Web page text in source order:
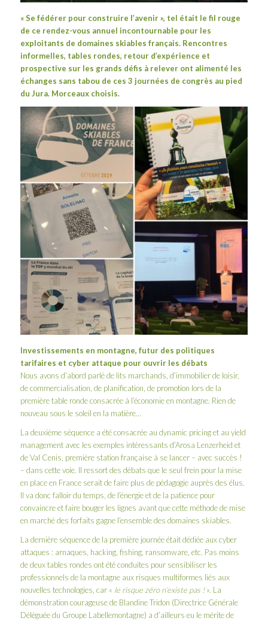
« Se fédérer pour construire l’avenir », tel était le fil rouge
de ce rendez-vous annuel incontournable pour les
exploitants de domaines skiables français. Rencontres
informelles, tables rondes, retour d’expérience et
prospective sur les grands défis à relever ont alimenté les
échanges sans tabou de ces 3 journées de congrès au pied
du Jura. Morceaux choisis.
Investissements en montagne, futur des politiques
tarifaires et cyber attaque pour ouvrir les débats
Nous avons d’abord parlé de lits marchands, d’immobilier de loisir,
de commercialisation, de planification, de promotion lors de la
première table ronde consacrée à l’économie en montagne. Rien de
nouveau sous le soleil en la matière…
La deuxième séquence a été consacrée au dynamic pricing et au yield
management avec les exemples intéressants d’Arosa Lenzerheid et
de Val Cenis, première station française à se lancer – avec succès !
– dans cette voie. Il ressort des débats que le seul frein pour la mise
en place en France serait de faire plus de pédagogie auprès des élus.
Il va donc falloir du temps, de l’énergie et de la patience pour
convaincre et faire bouger les lignes avant que cette méthode de mise
en marché des forfaits gagne l’ensemble des domaines skiables.
La dernière séquence de la première journée était dédiée aux cyber
attaques : arnaques, hacking, fishing, ransomware, etc. Pas moins
de deux tables rondes ont été conduites pour sensibiliser les
professionnels de la montagne aux risques multiformes liés aux
nouvelles technologies, car « le risque zéro n’existe pas !». La
démonstration courageuse de Blandine Tridon (Directrice Générale
Déléguée du Groupe Labellemontagne) a d’ailleurs eu le mérite de